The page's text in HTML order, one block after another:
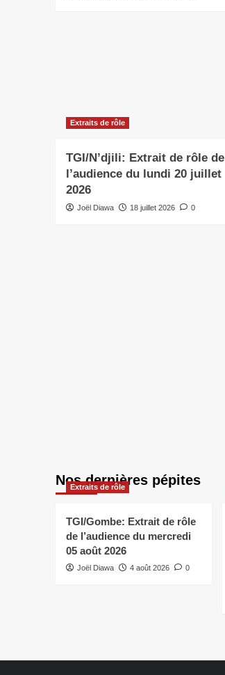
Extraits de rôle
TGI/N’djili: Extrait de rôle de
l’audience du lundi 20 juillet
2026
Joël Diawa 18 juillet 2026 0
Nos dernières pépites
Extraits de rôle
TGI/Gombe: Extrait de rôle
de l’audience du mercredi
05 août 2026
Joël Diawa 4 août 2026 0